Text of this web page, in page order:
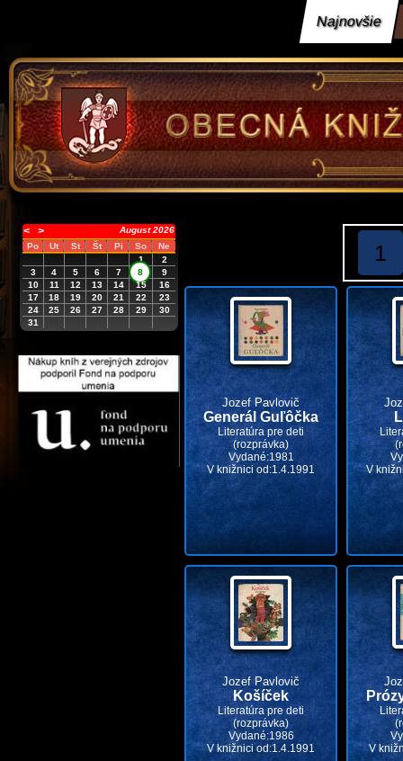
Najnovšie
< >
August 2026
Po
Ut St Št Pi So
Ne
1
2
3
4 5 6 7 8
9
10
11 12 13 14 15
16
17
18 19 20 21 22
23
24
25 26 27 28 29
30
31
1
Jozef Pavlovič
Generál Guľôčka
Literatúra pre deti
(rozprávka)
Vydané:1981
V knižnici od:1.4.1991
V
Jozef Pavlovič
Košíček
Literatúra pre deti
(rozprávka)
Vydané:1986
V knižnici od:1.4.1991
V